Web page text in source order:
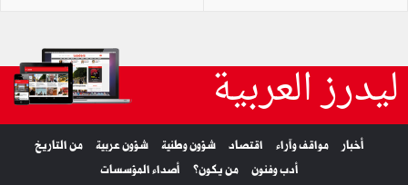
ليدرز العربية
أخبار مواقف وآراء اقتصاد شؤون وطنية شؤون عربية
من التاريخ
أدب وفنون
من يكون؟ أصداء المؤسسات